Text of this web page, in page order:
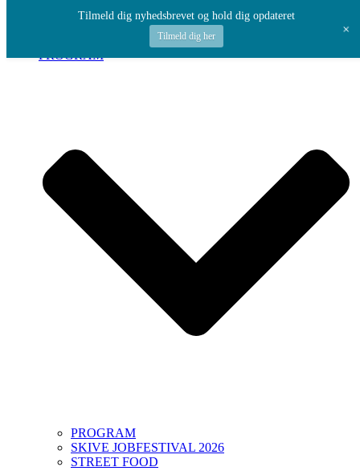
Spring til indhold
PROGRAM
PROGRAM
SKIVE JOBFESTIVAL 2026
STREET FOOD
Tilmeld dig nyhedsbrevet og hold dig opdateret
Tilmeld dig her +